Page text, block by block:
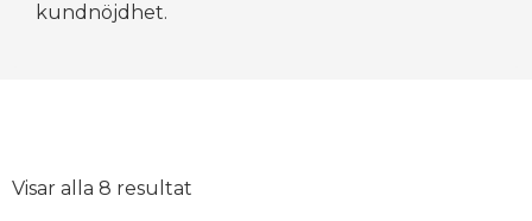
kundnöjdhet.
Visar alla 8 resultat